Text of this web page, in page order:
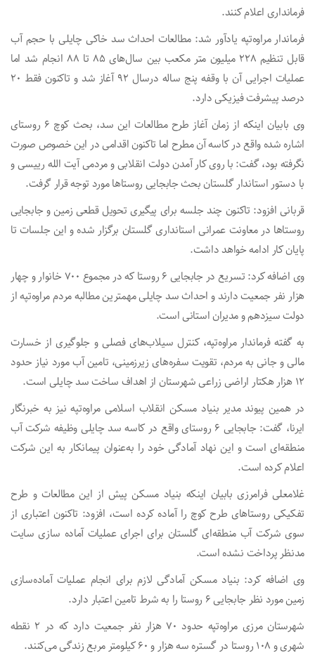
فرمانداری اعلام کنند.
فرماندار مراوه‌تپه یادآور شد: مطالعات احداث سد خاکی چایلی با حجم آب
قابل تنظیم ۲۲۸ میلیون متر مکعب بین سال‌های ۸۵ تا ۸۸ انجام شد اما
عملیات اجرایی آن با وقفه پنج ساله درسال ۹۲ آغاز شد و تاکنون فقط ۲۰
درصد پیشرفت فیزیکی دارد.
وی بابیان اینکه از زمان آغاز طرح مطالعات این سد، بحث کوچ ۶ روستای
اشاره شده واقع در کاسه آن مطرح اما تاکنون اقدامی در این خصوص صورت
نگرفته بود، گفت: با روی کار آمدن دولت انقلابی و مردمی آیت الله رییسی و
با دستور استاندار گلستان بحث جابجایی روستاها مورد توجه قرار گرفت.
قربانی افزود: تاکنون چند جلسه برای پیگیری تحویل قطعی زمین و جابجایی
روستاها در معاونت عمرانی استانداری گلستان برگزار شده و این جلسات تا
پایان کار ادامه خواهد داشت.
وی اضافه کرد: تسریع در جابجایی ۶ روستا که در مجموع ۷۰۰ خانوار و چهار
هزار نفر جمعیت دارند و احداث سد چایلی مهمترین مطالبه مردم مراوه‌تپه از
دولت سیزدهم و مدیران استانی است.
به گفته فرماندار مراوه‌تپه، کنترل سیلاب‌های فصلی و جلوگیری از خسارت
مالی و جانی به مردم، تقویت سفره‌های زیرزمینی، تامین آب مورد نیاز حدود
۱۲ هزار هکتار اراضی زراعی شهرستان از اهداف ساخت سد چایلی است.
در همین پیوند مدیر بنیاد مسکن انقلاب اسلامی مراوه‌تپه نیز به خبرنگار
ایرنا، گفت: جابجایی ۶ روستای واقع در کاسه سد چایلی وظیفه شرکت آب
منطقه‌ای است و این نهاد آمادگی خود را به‌عنوان پیمانکار به این شرکت
اعلام کرده است.
غلامعلی فرامرزی بابیان اینکه بنیاد مسکن پیش از این مطالعات و طرح
تفکیکی روستاهای طرح کوچ را آماده کرده است، افزود: تاکنون اعتباری از
سوی شرکت آب منطقه‌ای گلستان برای اجرای عملیات آماده سازی سایت
مدنظر پرداخت نشده است.
وی اضافه کرد: بنیاد مسکن آمادگی لازم برای انجام عملیات آماده‌سازی
زمین مورد نظر جابجایی ۶ روستا را به شرط تامین اعتبار دارد.
شهرستان مرزی مراوه‌تپه حدود ۷۰ هزار نفر جمعیت دارد که در ۲ نقطه
شهری و ۱۰۸ روستا در گستره سه هزار و ۶۰ کیلومتر مربع زندگی می‌کنند.